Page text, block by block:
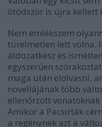
ötödször is újra kellett
Nem emlékszem
türelmetlen lett volna.
áldozatkész és
egyszerűen
maga után elolvasni,
novellájának több
ellenőrzött vonatoknak
Amikor a Pacsirták
a regénynek azt a